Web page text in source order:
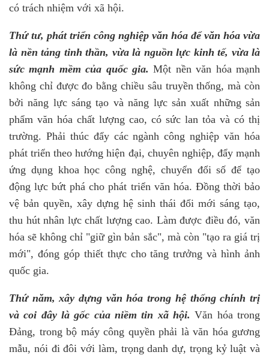
có trách nhiệm với xã hội.
Thứ tư, phát triển công nghiệp văn hóa để văn hóa vừa
là nền tảng tinh thần, vừa là nguồn lực kinh tế, vừa là
sức mạnh mềm của quốc gia.Một nền văn hóa mạnh
không chỉ được đo bằng chiều sâu truyền thống, mà còn
bởi năng lực sáng tạo và năng lực sản xuất những sản
phẩm văn hóa chất lượng cao, có sức lan tỏa và có thị
trường. Phải thúc đẩy các ngành công nghiệp văn hóa
phát triển theo hướng hiện đại, chuyên nghiệp, đẩy mạnh
ứng dụng khoa học công nghệ, chuyển đổi số để tạo
động lực bứt phá cho phát triển văn hóa. Đồng thời bảo
vệ bản quyền, xây dựng hệ sinh thái đổi mới sáng tạo,
thu hút nhân lực chất lượng cao. Làm được điều đó, văn
hóa sẽ không chỉ "giữ gìn bản sắc", mà còn "tạo ra giá trị
mới", đóng góp thiết thực cho tăng trưởng và hình ảnh
quốc gia.
Thứ năm, xây dựng văn hóa trong hệ thống chính trị
và coi đây là gốc của niềm tin xã hội.Văn hóa trong
Đảng, trong bộ máy công quyền phải là văn hóa gương
mẫu, nói đi đôi với làm, trọng danh dự, trọng kỷ luật và